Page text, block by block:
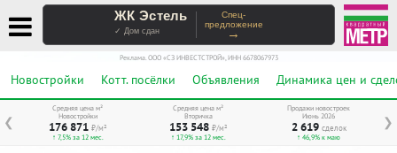
ЖК Эстель
✓ Дом сдан
Спец-
предложение
→
Реклама. ООО «СЗ ИНВЕСТСТРОЙ», ИНН 6678067973
Новостройки Котт. посёлки Объявления Динамика цен и
❮ ❯
Средняя цена м²
Новостройки
176 871 ₽/м²
↑ 7,5% за 12 мес.
Средняя цена м²
Вторичка
153 548 ₽/м²
↑ 17,9% за 12 мес.
Продажи новостроек
Июнь 2026
2 619 сделок
↑ 46,9% к маю